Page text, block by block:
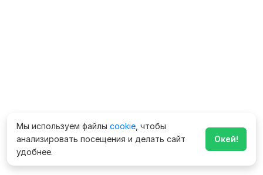
Мы используем файлы cookie , чтобы
анализировать посещения и делать сайт
удобнее.
Окей!